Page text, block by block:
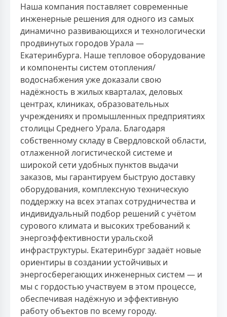
Наша компания поставляет современные
инженерные решения для одного из самых
динамично развивающихся и технологически
продвинутых городов Урала —
Екатеринбурга. Наше тепловое оборудование
и компоненты систем отопления/
водоснабжения уже доказали свою
надёжность в жилых кварталах, деловых
центрах, клиниках, образовательных
учреждениях и промышленных предприятиях
столицы Среднего Урала. Благодаря
собственному складу в Свердловской области,
отлаженной логистической системе и
широкой сети удобных пунктов выдачи
заказов, мы гарантируем быструю доставку
оборудования, комплексную техническую
поддержку на всех этапах сотрудничества и
индивидуальный подбор решений с учётом
сурового климата и высоких требований к
энергоэффективности уральской
инфраструктуры. Екатеринбург задаёт новые
ориентиры в создании устойчивых и
энергосберегающих инженерных систем — и
мы с гордостью участвуем в этом процессе,
обеспечивая надёжную и эффективную
работу объектов по всему городу.